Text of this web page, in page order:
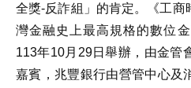
全獎-反詐組」的肯定。《工商
灣金融史上最高規格的數位
113年10月29日舉辦，由金管
嘉賓，兆豐銀行由營管中心及